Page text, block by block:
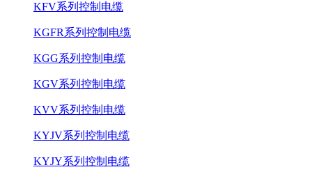
KFV系列控制电缆
KGFR系列控制电缆
KGG系列控制电缆
KGV系列控制电缆
KVV系列控制电缆
KYJV系列控制电缆
KYJY系列控制电缆